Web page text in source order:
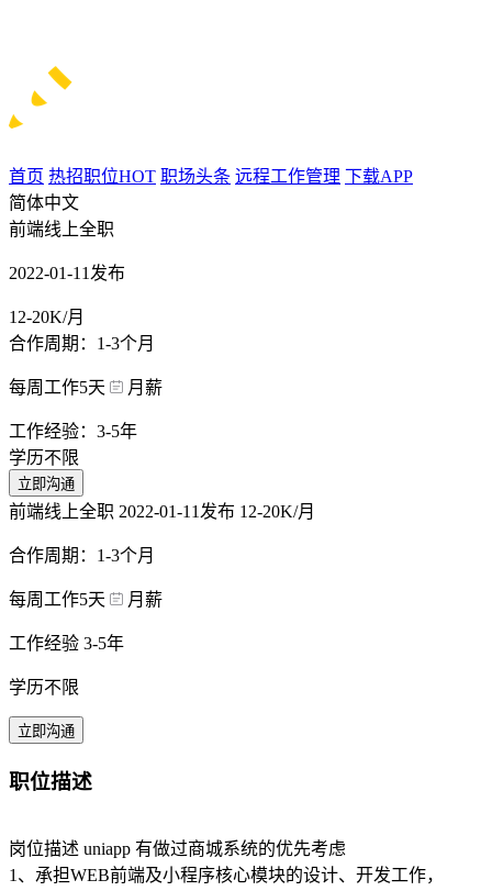
首页 热招职位HOT 职场头条 远程工作管理 下载APP
简体中文
前端线上全职
2022-01-11发布
12-20K/月
合作周期：1-3个月
每周工作5天 月薪
工作经验：3-5年
学历不限
立即沟通
前端线上全职 2022-01-11发布 12-20K/月
合作周期：1-3个月
每周工作5天 月薪
工作经验 3-5年
学历不限
立即沟通
职位描述
岗位描述 uniapp 有做过商城系统的优先考虑
1、承担WEB前端及小程序核心模块的设计、开发工作，